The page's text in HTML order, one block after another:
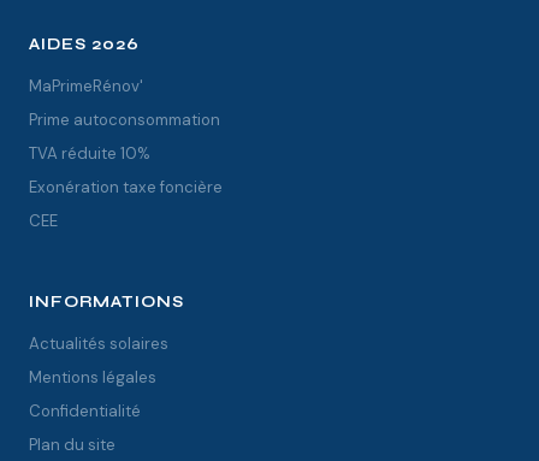
AIDES 2026
MaPrimeRénov'
Prime autoconsommation
TVA réduite 10%
Exonération taxe foncière
CEE
INFORMATIONS
Actualités solaires
Mentions légales
Confidentialité
Plan du site